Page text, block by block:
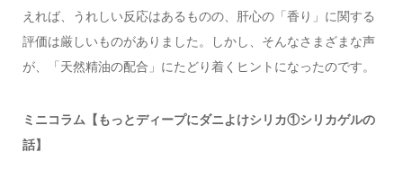
えれば、うれしい反応はあるものの、肝心の「香り」に関する
評価は厳しいものがありました。しかし、そんなさまざまな声
が、「天然精油の配合」にたどり着くヒントになったのです。
ミニコラム【もっとディープにダニよけシリカ①シリカゲルの
話】